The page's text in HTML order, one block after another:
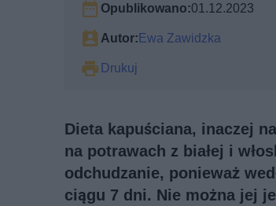
Opublikowano:01.12.2023
Autor:Ewa Zawidzka
Drukuj
Dieta kapuściana, inaczej
na potrawach z białej i
odchudzanie, ponieważ
ciągu 7 dni. Nie można jej